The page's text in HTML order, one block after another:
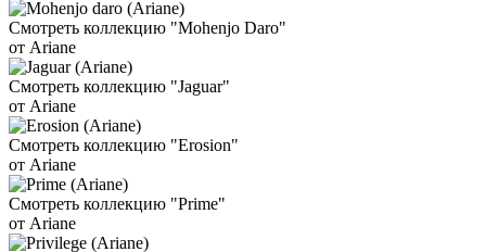
Смотреть коллекцию "Mohenjo Daro"
от Ariane
Смотреть коллекцию "Jaguar"
от Ariane
Смотреть коллекцию "Erosion"
от Ariane
Смотреть коллекцию "Prime"
от Ariane